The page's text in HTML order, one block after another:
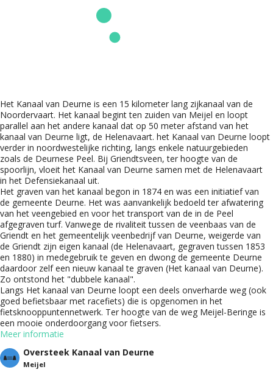
Het Kanaal van Deurne is een 15 kilometer lang zijkanaal van de
Noordervaart. Het kanaal begint ten zuiden van Meijel en loopt
parallel aan het andere kanaal dat op 50 meter afstand van het
kanaal van Deurne ligt, de Helenavaart. het Kanaal van Deurne loopt
verder in noordwestelijke richting, langs enkele natuurgebieden
zoals de Deurnese Peel. Bij Griendtsveen, ter hoogte van de
spoorlijn, vloeit het Kanaal van Deurne samen met de Helenavaart
in het Defensiekanaal uit.
Het graven van het kanaal begon in 1874 en was een initiatief van
de gemeente Deurne. Het was aanvankelijk bedoeld ter afwatering
van het veengebied en voor het transport van de in de Peel
afgegraven turf. Vanwege de rivaliteit tussen de veenbaas van de
Griendt en het gemeentelijk veenbedrijf van Deurne, weigerde van
de Griendt zijn eigen kanaal (de Helenavaart, gegraven tussen 1853
en 1880) in medegebruik te geven en dwong de gemeente Deurne
daardoor zelf een nieuw kanaal te graven (Het kanaal van Deurne).
Zo ontstond het "dubbele kanaal".
Langs Het kanaal van Deurne loopt een deels onverharde weg (ook
goed befietsbaar met racefiets) die is opgenomen in het
fietsknooppuntennetwerk. Ter hoogte van de weg Meijel-Beringe is
een mooie onderdoorgang voor fietsers.
Meer informatie
Oversteek Kanaal van Deurne
Meijel